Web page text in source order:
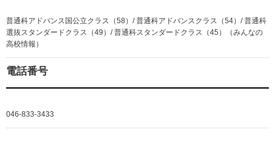
普通科アドバンス国公立クラス（58）/ 普通科アドバンスクラス（54）/ 普通科
選抜スタンダードクラス（49）/ 普通科スタンダードクラス（45）（みんなの
高校情報）
電話番号
046-833-3433